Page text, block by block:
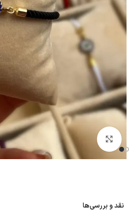
بزرگنمایی تصویر
نقد و بررسی‌ها